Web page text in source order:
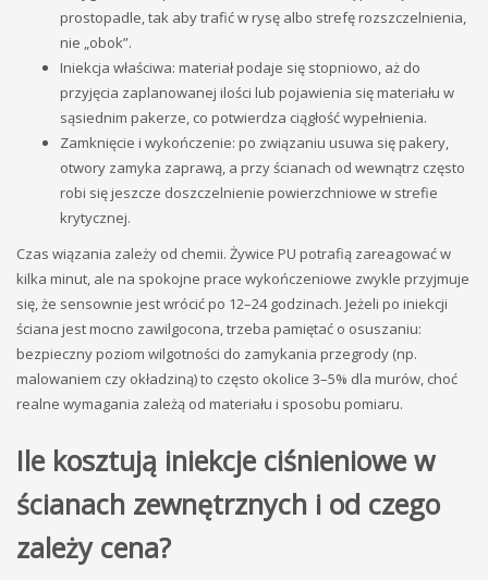
prostopadle, tak aby trafić w rysę albo strefę rozszczelnienia,
nie „obok”.
Iniekcja właściwa: materiał podaje się stopniowo, aż do
przyjęcia zaplanowanej ilości lub pojawienia się materiału w
sąsiednim pakerze, co potwierdza ciągłość wypełnienia.
Zamknięcie i wykończenie: po związaniu usuwa się pakery,
otwory zamyka zaprawą, a przy ścianach od wewnątrz często
robi się jeszcze doszczelnienie powierzchniowe w strefie
krytycznej.
Czas wiązania zależy od chemii. Żywice PU potrafią zareagować w
kilka minut, ale na spokojne prace wykończeniowe zwykle przyjmuje
się, że sensownie jest wrócić po 12–24 godzinach. Jeżeli po iniekcji
ściana jest mocno zawilgocona, trzeba pamiętać o osuszaniu:
bezpieczny poziom wilgotności do zamykania przegrody (np.
malowaniem czy okładziną) to często okolice 3–5% dla murów, choć
realne wymagania zależą od materiału i sposobu pomiaru.
Ile kosztują iniekcje ciśnieniowe w
ścianach zewnętrznych i od czego
zależy cena?